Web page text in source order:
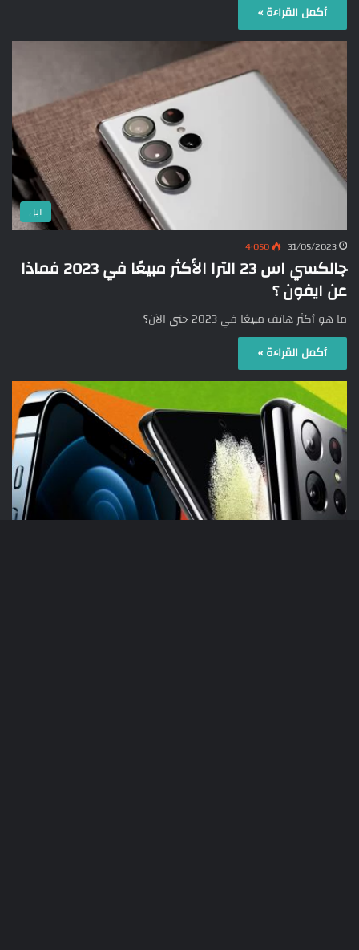
أكمل القراءة »
ابل
31/05/2023 4٬050
جالكسي اس 23 الترا الأكثر مبيعًا في 2023 فماذا
عن ايفون ؟
ما هو أكثر هاتف مبيعًا في 2023 حتى الآن؟
أكمل القراءة »